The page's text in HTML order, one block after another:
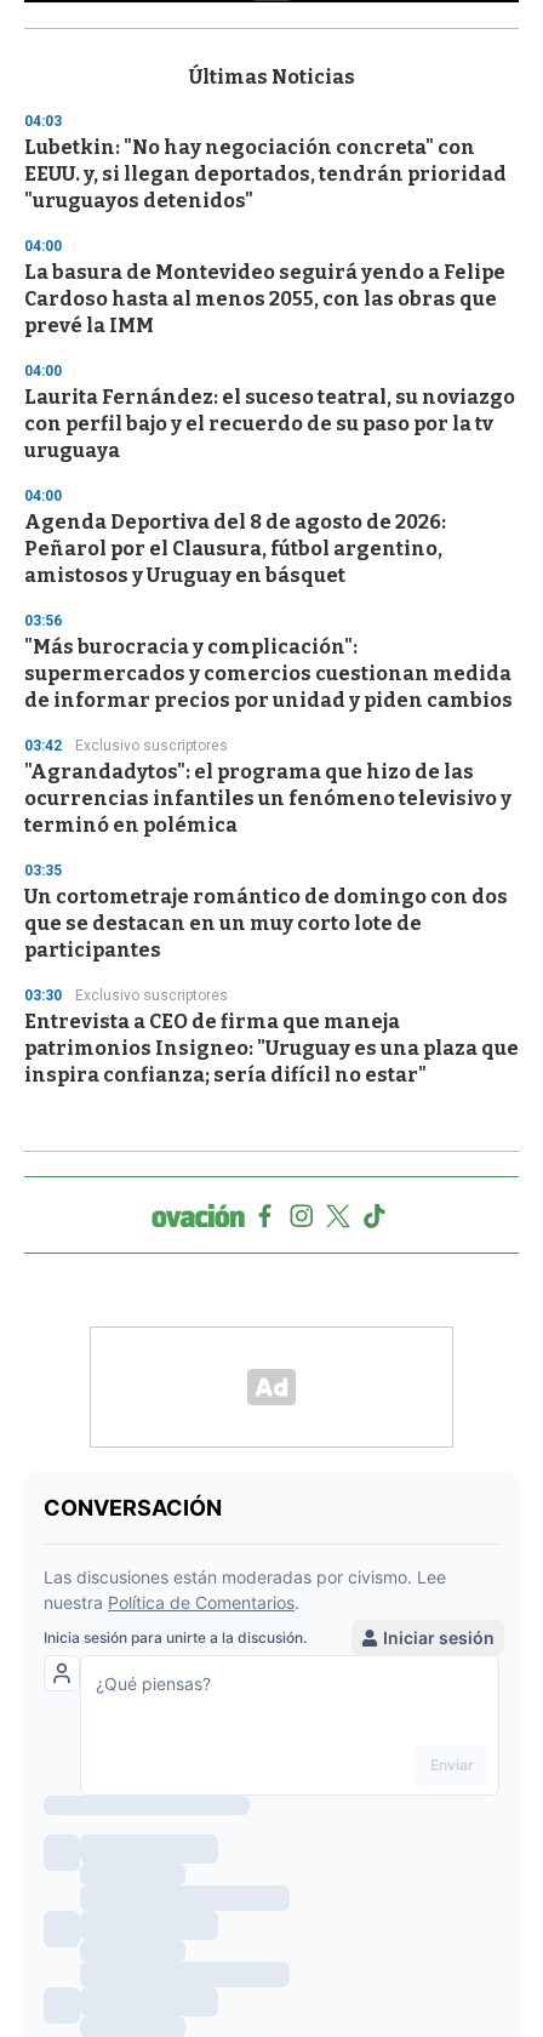
s
d
s
o
f
3
s
e
c
o
n
d
Últimas Noticias
04:03
Lubetkin: "No hay negociación concreta" con
EEUU. y, si llegan deportados, tendrán prioridad
"uruguayos detenidos"
04:00
La basura de Montevideo seguirá yendo a Felipe
Cardoso hasta al menos 2055, con las obras que
prevé la IMM
04:00
Laurita Fernández: el suceso teatral, su noviazgo
con perfil bajo y el recuerdo de su paso por la tv
uruguaya
04:00
Agenda Deportiva del 8 de agosto de 2026:
Peñarol por el Clausura, fútbol argentino,
amistosos y Uruguay en básquet
03:56
"Más burocracia y complicación":
supermercados y comercios cuestionan medida
de informar precios por unidad y piden cambios
03:42 Exclusivo suscriptores
"Agrandadytos": el programa que hizo de las
ocurrencias infantiles un fenómeno televisivo y
terminó en polémica
03:35
Un cortometraje romántico de domingo con dos
que se destacan en un muy corto lote de
participantes
03:30 Exclusivo suscriptores
Entrevista a CEO de firma que maneja
patrimonios Insigneo: "Uruguay es una plaza que
inspira confianza; sería difícil no estar"